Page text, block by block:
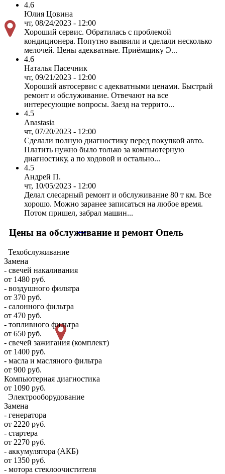
4.6
Юлия Цовина
чт, 08/24/2023 - 12:00
Хороший сервис. Обратилась с проблемой
кондиционера. Попутно выявили и сделали несколько
мелочей. Цены адекватные. Приёмщику Э...
4.6
Наталья Пасечник
чт, 09/21/2023 - 12:00
Хороший автосервис с адекватными ценами. Быстрый
ремонт и обслуживание. Отвечают на все
интересующие вопросы. Заезд на террито...
4.5
Anastasia
чт, 07/20/2023 - 12:00
Сделали полную диагностику перед покупкой авто.
Платить нужно было только за компьютерную
диагностику, а по ходовой и остально...
4.5
Андрей П.
чт, 10/05/2023 - 12:00
Делал слесарный ремонт и обслуживание 80 т км. Все
хорошо. Можно заранее записаться на любое время.
Потом пришел, забрал машин...
Цены на обслуживание и ремонт Опель
Техобслуживание
Замена
- свечей накаливания
от 1480 руб.
- воздушного фильтра
от 370 руб.
- салонного фильтра
от 470 руб.
- топливного фильтра
от 650 руб.
- свечей зажигания (комплект)
от 1400 руб.
- масла и масляного фильтра
от 900 руб.
Компьютерная диагностика
от 1090 руб.
Электрооборудование
Замена
- генератора
от 2220 руб.
- стартера
от 2270 руб.
- аккумулятора (АКБ)
от 1350 руб.
- мотора стеклоочистителя